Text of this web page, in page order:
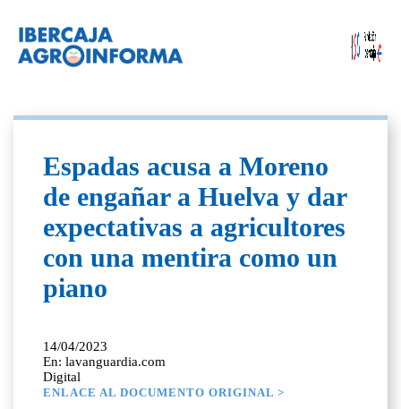
Espadas acusa a Moreno
de engañar a Huelva y dar
expectativas a agricultores
con una mentira como un
piano
14/04/2023
En: lavanguardia.com
Digital
ENLACE AL DOCUMENTO ORIGINAL >